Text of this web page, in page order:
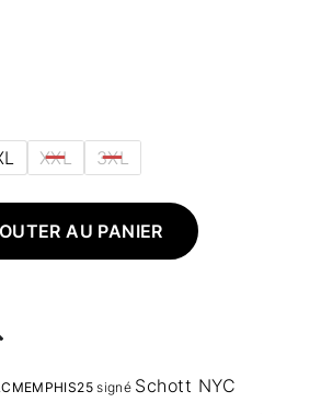
3XL
XXL
AU PANIER
signé Schott NYC